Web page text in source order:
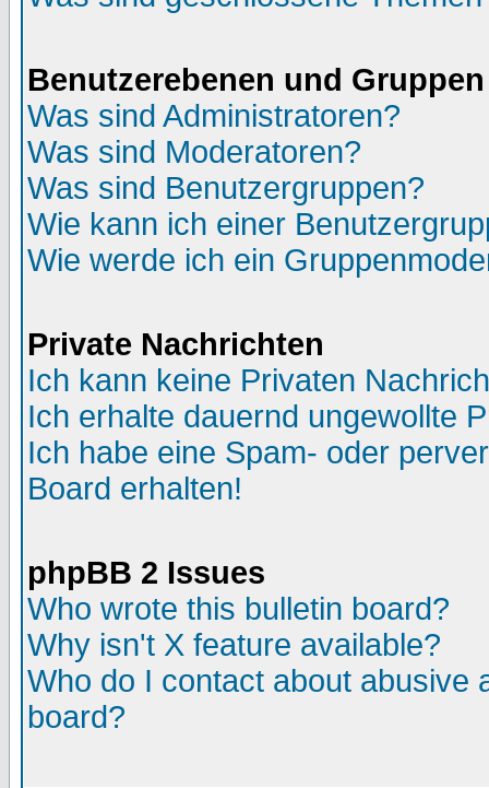
Benutzerebenen und Gruppen
Was sind Administratoren?
Was sind Moderatoren?
Was sind Benutzergruppen?
Wie kann ich einer
Wie werde ich ein
Private Nachrichten
Ich kann keine Privaten
Ich erhalte dauernd ungewollte
Ich habe eine Spam- oder
Board erhalten!
phpBB 2 Issues
Who wrote this bulletin board?
Why isn't X feature available?
Who do I contact about abusive
board?